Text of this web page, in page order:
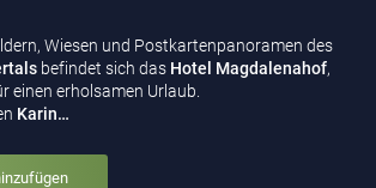
Wiesen und Postkartenpanoramen des
befindet sich das Hotel Magdalenahof,
einen erholsamen Urlaub.
Karin…